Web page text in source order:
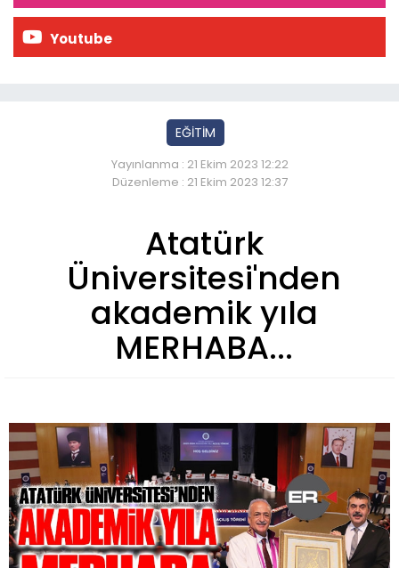
Youtube
EĞİTİM
Yayınlanma : 21 Ekim 2023 12:22
Düzenleme : 21 Ekim 2023 12:37
Atatürk
Üniversitesi'nden
akademik yıla
MERHABA...